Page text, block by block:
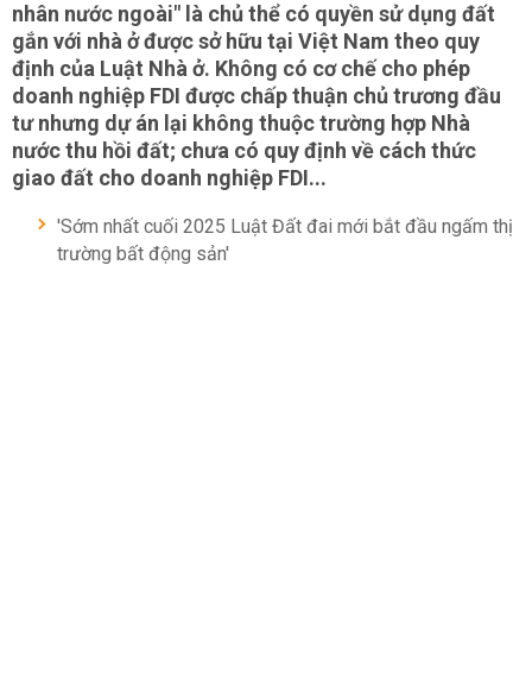
nhân nước ngoài" là chủ thể có quyền sử dụng đất
gắn với nhà ở được sở hữu tại Việt Nam theo quy
định của Luật Nhà ở. Không có cơ chế cho phép
doanh nghiệp FDI được chấp thuận chủ trương đầu
tư nhưng dự án lại không thuộc trường hợp Nhà
nước thu hồi đất; chưa có quy định về cách thức
giao đất cho doanh nghiệp FDI...
'Sớm nhất cuối 2025 Luật Đất đai mới bắt đầu ngấm thị
trường bất động sản'